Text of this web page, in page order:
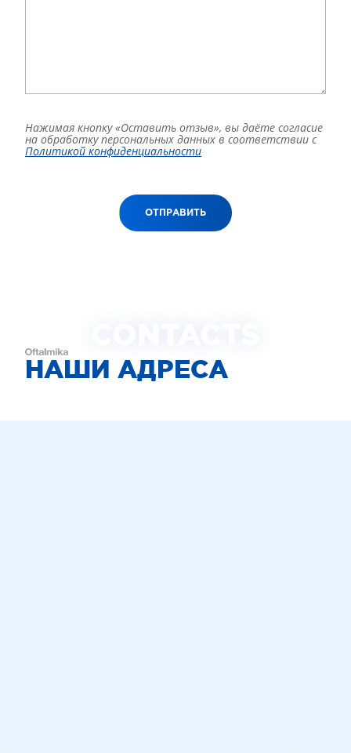
Нажимая кнопку «Оставить отзыв», вы даёте согласие
на обработку персональных данных в соответствии с
Политикой конфиденциальности
ОТПРАВИТЬ
НАШИ АДРЕСА